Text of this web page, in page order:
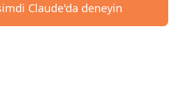
Claude'da deneyin